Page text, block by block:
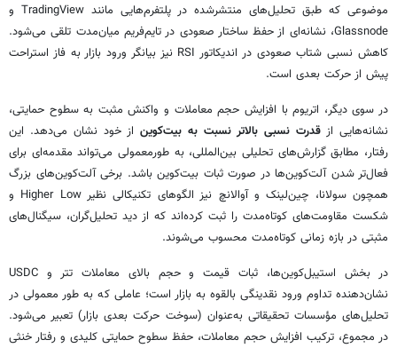
موضوعی که طبق تحلیل‌های منتشرشده در پلتفرم‌هایی مانند TradingView و
Glassnode، نشانه‌ای از حفظ ساختار صعودی در تایم‌فریم میان‌مدت تلقی می‌شود.
کاهش نسبی شتاب صعودی در اندیکاتور RSI نیز بیانگر ورود بازار به فاز استراحت
پیش از حرکت بعدی است.
در سوی دیگر، اتریوم با افزایش حجم معاملات و واکنش مثبت به سطوح حمایتی،
نشانه‌هایی از قدرت نسبی بالاتر نسبت به بیت‌کوین از خود نشان می‌دهد. این
رفتار، مطابق گزارش‌های تحلیلی بین‌المللی، به طورمعمولی می‌تواند مقدمه‌ای برای
فعال‌تر شدن آلت‌کوین‌ها در صورت ثبات بیت‌کوین باشد. برخی آلت‌کوین‌های بزرگ
همچون سولانا، چین‌لینک و آوالانچ نیز الگوهای تکنیکالی نظیر Higher Low و
شکست مقاومت‌های کوتاه‌مدت را ثبت کرده‌اند که از دید تحلیل‌گران، سیگنال‌های
مثبتی در بازه زمانی کوتاه‌مدت محسوب می‌شوند.
در بخش استیبل‌کوین‌ها، ثبات قیمت و حجم بالای معاملات تتر و USDC
نشان‌دهنده تداوم ورود نقدینگی بالقوه به بازار است؛ عاملی که به طور معمولی در
تحلیل‌های مؤسسات تحقیقاتی به‌عنوان (سوخت حرکت بعدی بازار) تعبیر می‌شود.
در مجموع، ترکیب افزایش حجم معاملات، حفظ سطوح حمایتی کلیدی و رفتار خنثی